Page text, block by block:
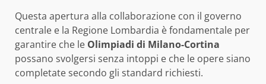
Questa apertura alla collaborazione con il governo
centrale e la Regione Lombardia è fondamentale per
garantire che le Olimpiadi di Milano-Cortina
possano svolgersi senza intoppi e che le opere siano
completate secondo gli standard richiesti.